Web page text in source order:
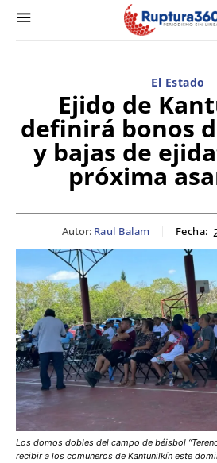
El Estado
Ejido de
definirá bonos
y bajas de
próxima
Autor: Raul Balam Fecha:
Los domos dobles del campo de béisbol
recibir a los comuneros de Kantunilkín este